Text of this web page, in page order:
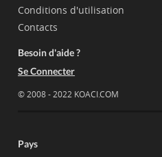
Conditions d'utilisation
Contacts
Besoin d'aide ?
Se Connecter
© 2008 - 2022 KOACI.COM
Pays